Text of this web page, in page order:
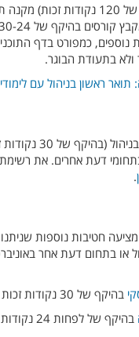
תוכנית לימודים זו (בהיקף של 120
נוספים, כמפורט בדף
ולא בתעודת הבוגר.
ראשון בניהול עם
ניתן ללמוד מקבץ
דעת אחרים. את
.
חטיבות נוספות
או בתחום דעת אחר
בהיקף של 30 נקודות זכות
בהיקף של לפחות 24 נקודות זכות